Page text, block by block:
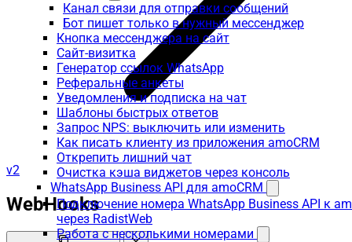
Канал связи для отправки сообщений
Бот пишет только в нужный мессенджер
Кнопка мессенджера на сайт
Сайт-визитка
Генератор ссылок WhatsApp
Реферальные анкеты
Уведомления и подписка на чат
Шаблоны быстрых ответов
Запрос NPS: выключить или изменить
Как писать клиенту из приложения amoCRM
Открепить лишний чат
Очистка кэша виджетов через консоль
WhatsApp Business API для amoCRM
Подключение номера WhatsApp Business API к
через RadistWeb
Работа с несколькими номерами
v2
WebHooks